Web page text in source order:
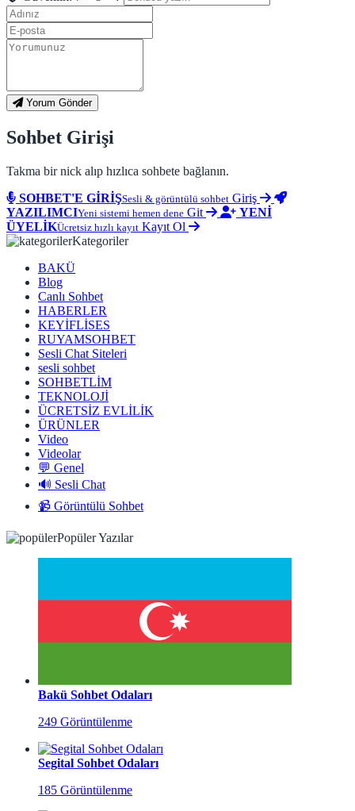
Yorum Gönder
Sohbet Girişi
Takma bir nick alıp hızlıca sohbete bağlanın.
SOHBET'E GİRİŞSesli & görüntülü sohbet Giriş
YAZILIMCIYeni sistemi hemen dene Git
YENİ
ÜYELİKÜcretsiz hızlı kayıt Kayıt Ol
Kategoriler
BAKÜ
Blog
Canlı Sohbet
HABERLER
KEYİFLİSES
RUYAMSOHBET
Sesli Chat Siteleri
sesli sohbet
SOHBETLİM
TEKNOLOJİ
ÜCRETSİZ EVLİLİK
ÜRÜNLER
Video
Videolar
💬 Genel
🔊 Sesli Chat
📹 Görüntülü Sohbet
Popüler Yazılar
Bakü Sohbet Odaları
249 Görüntülenme
Segital Sohbet Odaları
185 Görüntülenme